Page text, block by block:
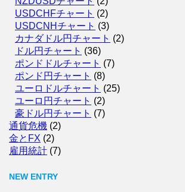
USDCHFチャート (2)
USDCNHチャート (3)
カナダドル円チャート (2)
ドル円チャート (36)
ポンドドルチャート (7)
ポンド円チャート (8)
ユーロドルチャート (25)
ユーロ円チャート (2)
豪ドル円チャート (7)
通貨危機 (2)
金とFX (2)
雇用統計 (7)
NEW ENTRY